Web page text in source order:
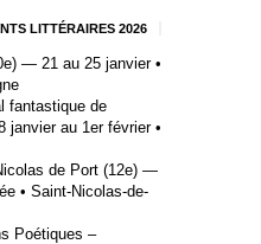
LITTÉRAIRES 2026
— 21 au 25 janvier •
fantastique de
janvier au 1er février •
de Port (12e) —
• Saint-Nicolas-de-
Poétiques –